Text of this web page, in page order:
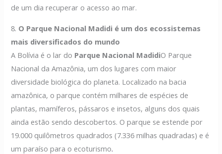
de um dia recuperar o acesso ao mar.
8. O Parque Nacional Madidi é um dos ecossistemas
mais diversificados do mundo
A Bolívia é o lar do Parque Nacional MadidiO Parque
Nacional da Amazônia, um dos lugares com maior
diversidade biológica do planeta. Localizado na bacia
amazônica, o parque contém milhares de espécies de
plantas, mamíferos, pássaros e insetos, alguns dos quais
ainda estão sendo descobertos. O parque se estende por
19.000 quilômetros quadrados (7.336 milhas quadradas) e é
um paraíso para o ecoturismo.